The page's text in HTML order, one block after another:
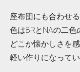
座布団にも合わせ
色はBRとNAの二色
どこか懐かしさを
軽い作りになって